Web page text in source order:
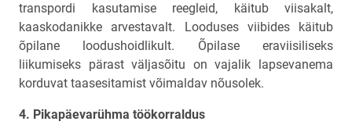
transpordi kasutamise reegleid, käitub viisakalt,
kaaskodanikke arvestavalt. Looduses viibides käitub
õpilane loodushoidlikult. Õpilase eraviisiliseks
liikumiseks pärast väljasõitu on vajalik lapsevanema
korduvat taasesitamist võimaldav nõusolek.
4. Pikapäevarühma töökorraldus